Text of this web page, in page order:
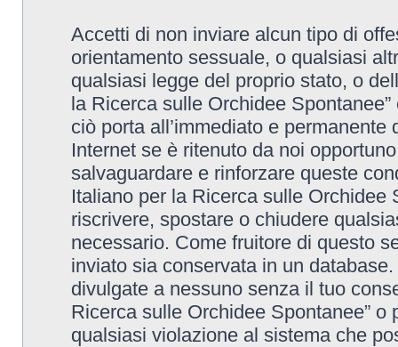
Accetti di non inviare alcun tipo di
orientamento sessuale, o qualsiasi
qualsiasi legge del proprio stato, o
la Ricerca sulle Orchidee
ciò porta all’immediato e
Internet se è ritenuto da noi
salvaguardare e rinforzare queste
Italiano per la Ricerca sulle Orchidee
riscrivere, spostare o chiudere
necessario. Come fruitore di questo
inviato sia conservata in un
divulgate a nessuno senza il tuo
Ricerca sulle Orchidee Spontanee”
qualsiasi violazione al sistema che